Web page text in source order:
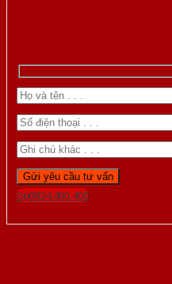
Gọi 0824.400.400